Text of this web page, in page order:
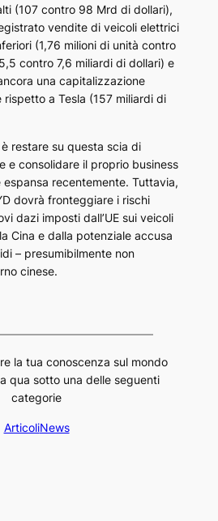
(107 contro 98 Mrd di dollari),
vendite di veicoli elettrici
(1,76 milioni di unità contro
contro 7,6 miliardi di dollari) e
una capitalizzazione
rispetto a Tesla (157 miliardi di
restare su questa scia di
e consolidare il proprio business
espansa recentemente. Tuttavia,
dovrà fronteggiare i rischi
dazi imposti dall’UE sui veicoli
Cina e dalla potenziale accusa
– presumibilmente non
cinese.
la tua conoscenza sul mondo
qua sotto una delle seguenti
categorie
ArticoliNews